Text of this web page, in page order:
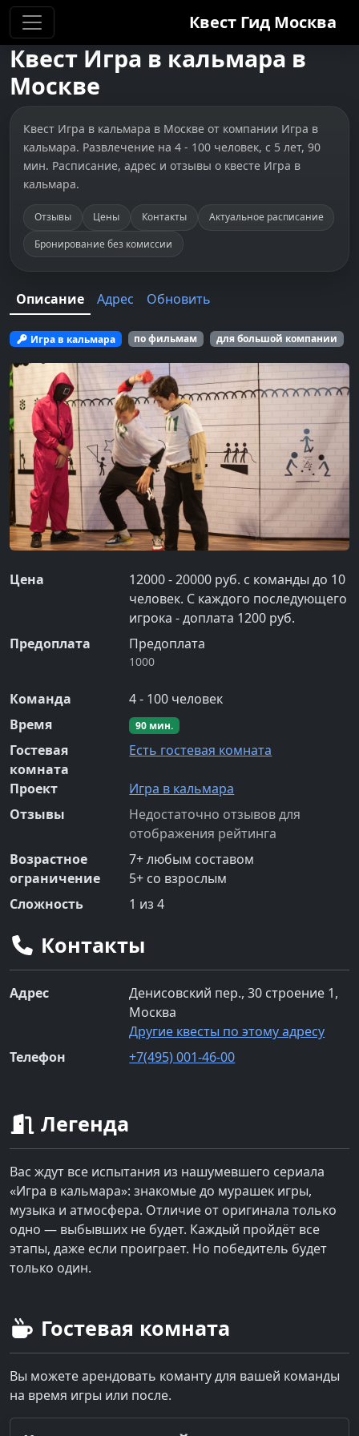
Квест Гид Москва
Квест Игра в кальмара в
Москве
Квест Игра в кальмара в Москве от компании Игра в
кальмара. Развлечение на 4 - 100 человек, с 5 лет, 90
мин. Расписание, адрес и отзывы о квесте Игра в
кальмара.
Отзывы Цены Контакты
Актуальное расписание
Бронирование без комиссии
Описание Адрес Обновить
Игра в кальмара по фильмам для большой компании
Цена
12000 - 20000 руб. с команды до 10
человек. С каждого последующего
игрока - доплата 1200 руб.
Предоплата
Предоплата
1000
Команда 4- 100 человек
Время
90 мин.
Гостевая
комната
Есть гостевая комната
Проект
Игра в кальмара
Отзывы
Недостаточно отзывов для
отображения рейтинга
Возрастное
ограничение
7+любым составом
5+ со взрослым
Сложность
1 из 4
Контакты
Адрес
Денисовский пер., 30 строение 1,
Москва
Другие квесты по этому адресу
Телефон
+7(495) 001-46-00
Легенда
Вас ждут все испытания из нашумевшего сериала
«Игра в кальмара»: знакомые до мурашек игры,
музыка и атмосфера. Отличие от оригинала только
одно — выбывших не будет. Каждый пройдёт все
этапы, даже если проиграет. Но победитель будет
только один.
Гостевая комната
Вы можете арендовать команту для вашей команды
на время игры или после.